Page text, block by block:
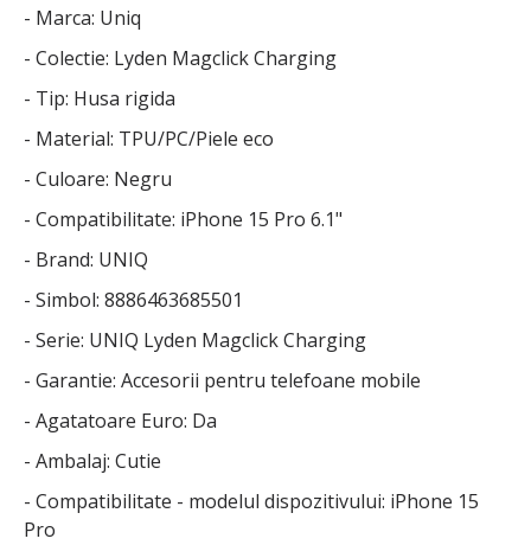
- Marca: Uniq
- Colectie: Lyden Magclick Charging
- Tip: Husa rigida
- Material: TPU/PC/Piele eco
- Culoare: Negru
- Compatibilitate: iPhone 15 Pro 6.1"
- Brand: UNIQ
- Simbol: 8886463685501
- Serie: UNIQ Lyden Magclick Charging
- Garantie: Accesorii pentru telefoane mobile
- Agatatoare Euro: Da
- Ambalaj: Cutie
- Compatibilitate - modelul dispozitivului: iPhone 15
Pro